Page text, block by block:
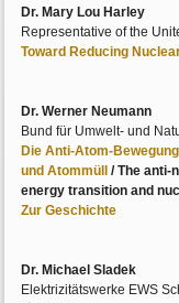
Dr. Mary Lou Harley
Representative of the
Toward Reducing
Dr. Werner Neumann
Bund für Umwelt- und
Die Anti-Atom-
und Atommüll
/ The anti-
energy transition and
Zur Geschichte
Dr. Michael Sladek
Elektrizitätswerke EWS